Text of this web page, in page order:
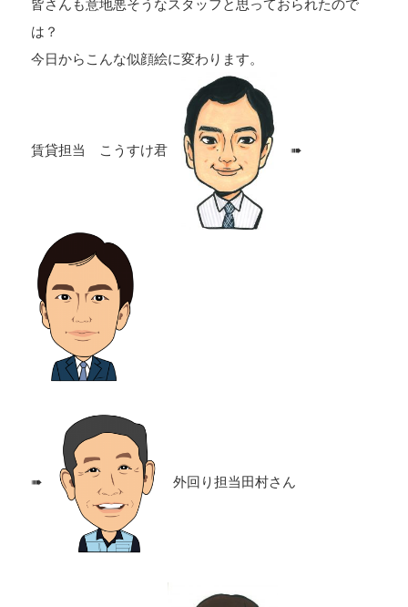
皆さんも意地悪そうなスタッフと思っておられたので
は？
今日からこんな似顔絵に変わります。
賃貸担当 こうすけ君 ➠
➠ 外回り担当田村さん